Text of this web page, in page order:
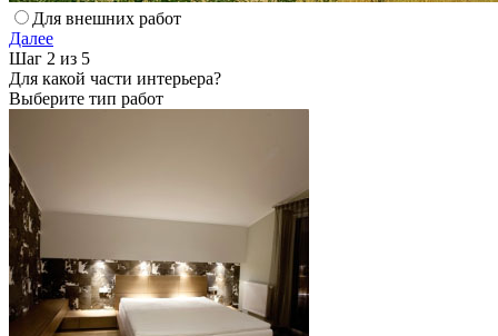
Для внешних работ
Далее
Шаг 2 из 5
Для какой части интерьера?
Выберите тип работ